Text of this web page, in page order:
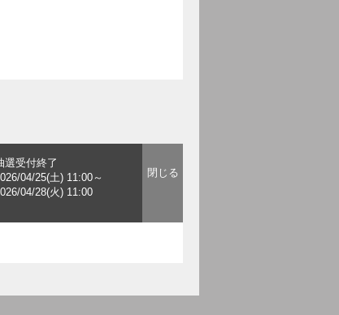
選受付終了
04/25(土) 11:00～
04/28(火) 11:00